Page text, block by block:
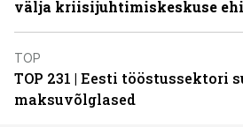
välja kriisijuhtimiskeskuse
TOP
TOP 231 | Eesti tööstussektori
maksuvõlglased